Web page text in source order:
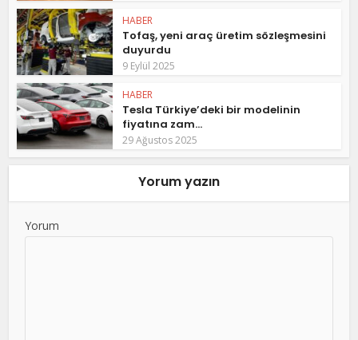
HABER
Tofaş, yeni araç üretim sözleşmesini
duyurdu
9 Eylül 2025
HABER
Tesla Türkiye’deki bir modelinin
fiyatına zam...
29 Ağustos 2025
Yorum yazın
Yorum